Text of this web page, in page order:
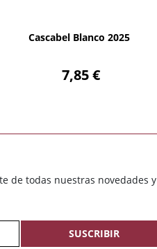
Cascabel Blanco 2025
7,85 €
de todas nuestras novedades y
SUSCRIBIR